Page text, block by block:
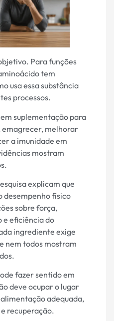
Para funções
tem
usa essa substância
processos.
suplementação para
emagrecer, melhorar
a imunidade em
mostram
explicam que
desempenho físico
sobre força,
e eficiência do
ingrediente exige
nem todos mostram
fazer sentido em
deve ocupar o lugar
adequada,
recuperação.